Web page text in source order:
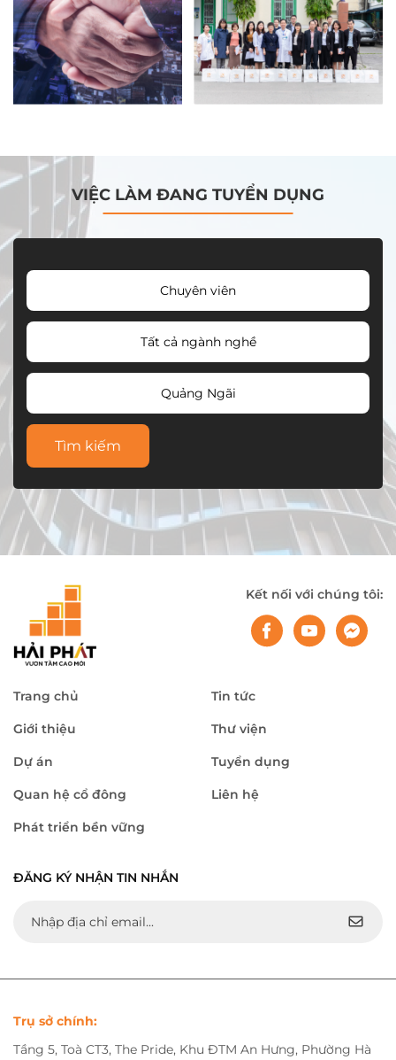
VIỆC LÀM ĐANG TUYỂN DỤNG
Chuyên viên
Tất cả ngành nghề
Quảng Ngãi
Tìm kiếm
Kết nối với chúng tôi:
Trang chủ
Giới thiệu
Dự án
Quan hệ cổ đông
Phát triển bền vững
Tin tức
Thư viện
Tuyển dụng
Liên hệ
ĐĂNG KÝ NHẬN TIN NHẮN
Trụ sở chính:
Tầng 5, Toà CT3, The Pride, Khu ĐTM An Hưng, Phường Hà